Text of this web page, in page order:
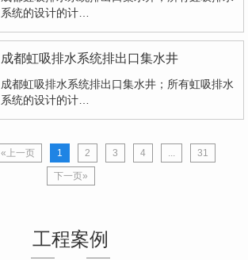
系统的设计的计…
成都虹吸排水系统排出口集水井
成都虹吸排水系统排出口集水井；所有虹吸排水
系统的设计的计…
«上一页 1 2 3 4 ... 31
下一页»
工程案例